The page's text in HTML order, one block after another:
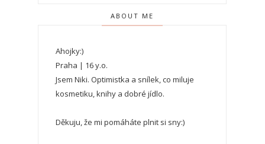
ABOUT ME
Ahojky:)
Praha | 16 y.o.
Jsem Niki. Optimistka a snílek, co miluje
kosmetiku, knihy a dobré jídlo.
Děkuju, že mi pomáháte plnit si sny:)